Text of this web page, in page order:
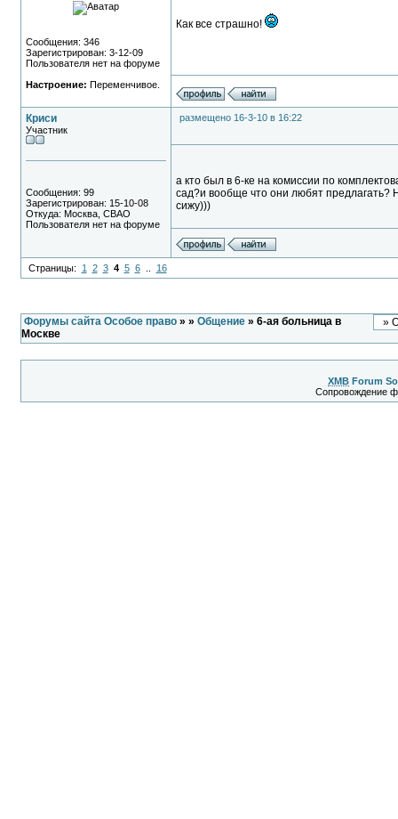
Сообщения: 346
Зарегистрирован: 3-12-09
Пользователя нет на форуме
Настроение: Переменчивое.
Как все страшно!
Криси
Участник
Сообщения: 99
Зарегистрирован: 15-10-08
Откуда: Москва, СВАО
Пользователя нет на форуме
размещено 16-3-10 в 16:22
а кто был в 6-ке на комиссии по
сад?и вообще что они любят
сижу)))
Страницы: 1 2 3 4 5 6.. 16
Форумы сайта Особое право» » Общение» 6-ая больница в
Москве
XMB Forum
Сопровождение